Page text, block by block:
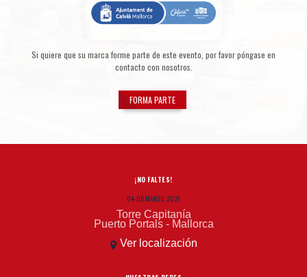
Si quiere que su marca forme parte de este evento, por favor póngase en
contacto con nosotros.
FORMA PARTE
¡NO FALTES!
04-06 MARZO, 2027
Torre Capitanía
Puerto Portals - Mallorca
Ver localización